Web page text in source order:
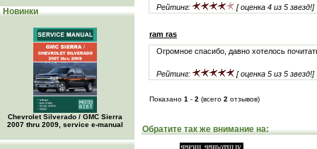
Новинки
Chevrolet Silverado / GMC Sierra
2007 thru 2009, service e-manual
Рейтинг: [ оценка 4 из 5 звезд!]
ram ras
Огромное спасибо, давно хотелось
Рейтинг: [ оценка 5 из 5 звезд!]
Показано 1 - 2 (всего 2 отзывов)
Обратите так же внимание на: